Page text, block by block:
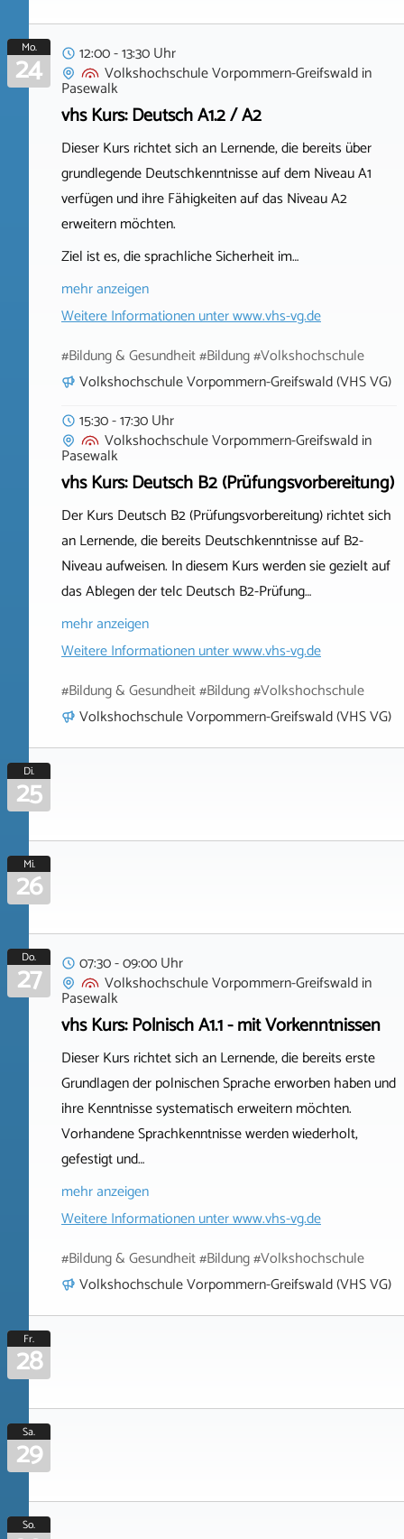
Mo.
24
12:00 - 13:30 Uhr
Volkshochschule Vorpommern-Greifswaldin
Pasewalk
vhs Kurs: Deutsch A1.2 / A2
Dieser Kurs richtet sich an Lernende, die bereits über
grundlegende Deutschkenntnisse auf dem Niveau A1
verfügen und ihre Fähigkeiten auf das Niveau A2
erweitern möchten.
Ziel ist es, die sprachliche Sicherheit im…
mehr anzeigen
Weitere Informationen unterwww.vhs-vg.de
#Bildung & Gesundheit #Bildung #Volkshochschule
Volkshochschule Vorpommern-Greifswald (VHS VG)
15:30 - 17:30 Uhr
Volkshochschule Vorpommern-Greifswaldin
Pasewalk
vhs Kurs: Deutsch B2 (Prüfungsvorbereitung)
Der Kurs Deutsch B2 (Prüfungsvorbereitung) richtet sich
an Lernende, die bereits Deutschkenntnisse auf B2-
Niveau aufweisen. In diesem Kurs werden sie gezielt auf
das Ablegen der telc Deutsch B2-Prüfung…
mehr anzeigen
Weitere Informationen unterwww.vhs-vg.de
#Bildung & Gesundheit #Bildung #Volkshochschule
Volkshochschule Vorpommern-Greifswald (VHS VG)
Di.
25
Mi.
26
Do.
27
07:30 - 09:00 Uhr
Volkshochschule Vorpommern-Greifswaldin
Pasewalk
vhs Kurs: Polnisch A1.1 - mit Vorkenntnissen
Dieser Kurs richtet sich an Lernende, die bereits erste
Grundlagen der polnischen Sprache erworben haben und
ihre Kenntnisse systematisch erweitern möchten.
Vorhandene Sprachkenntnisse werden wiederholt,
gefestigt und…
mehr anzeigen
Weitere Informationen unterwww.vhs-vg.de
#Bildung & Gesundheit #Bildung #Volkshochschule
Volkshochschule Vorpommern-Greifswald (VHS VG)
Fr.
28
Sa.
29
So.